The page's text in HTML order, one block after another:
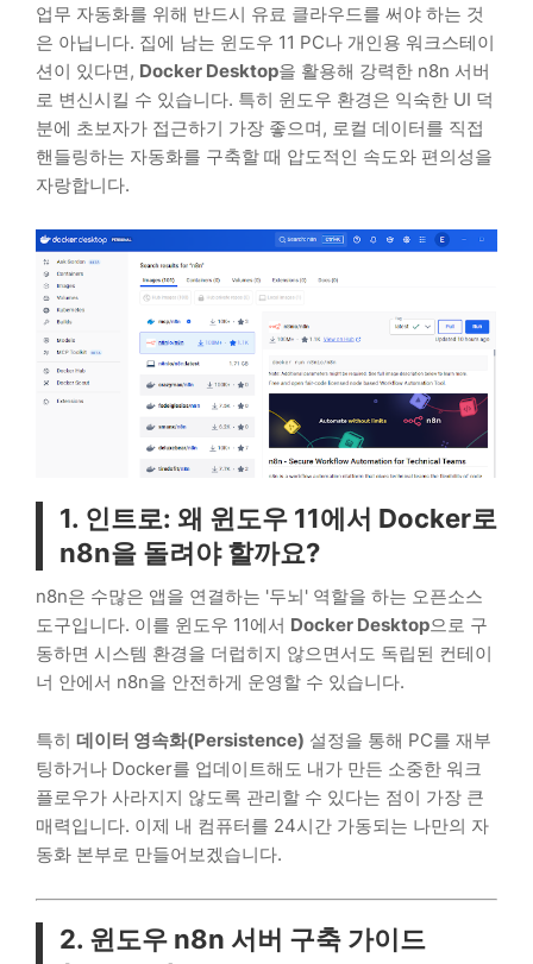
업무 자동화를 위해 반드시 유료 클라우드를 써야 하는 것
은 아닙니다. 집에 남는 윈도우 11 PC나 개인용 워크스테이
션이 있다면, Docker Desktop을 활용해 강력한 n8n 서버
로 변신시킬 수 있습니다. 특히 윈도우 환경은 익숙한 UI 덕
분에 초보자가 접근하기 가장 좋으며, 로컬 데이터를 직접
핸들링하는 자동화를 구축할 때 압도적인 속도와 편의성을
자랑합니다.
1. 인트로: 왜 윈도우 11에서 Docker로
n8n을 돌려야 할까요?
n8n은 수많은 앱을 연결하는 '두뇌' 역할을 하는 오픈소스
도구입니다. 이를 윈도우 11에서 Docker Desktop으로 구
동하면 시스템 환경을 더럽히지 않으면서도 독립된 컨테이
너 안에서 n8n을 안전하게 운영할 수 있습니다.
특히 데이터 영속화(Persistence) 설정을 통해 PC를 재부
팅하거나 Docker를 업데이트해도 내가 만든 소중한 워크
플로우가 사라지지 않도록 관리할 수 있다는 점이 가장 큰
매력입니다. 이제 내 컴퓨터를 24시간 가동되는 나만의 자
동화 본부로 만들어보겠습니다.
2. 윈도우 n8n 서버 구축 가이드